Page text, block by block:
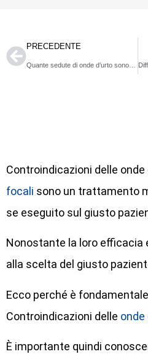
PRECEDENTE
Controindicazioni delle onde
focali sono un trattamento
se eseguito sul giusto
Nonostante la loro efficacia
alla scelta del giusto
Ecco perché è
Controindicazioni delle onde
È importante quindi